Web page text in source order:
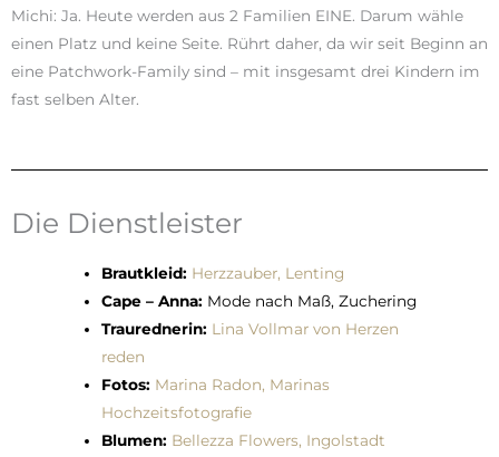
Michi: Ja. Heute werden aus 2 Familien EINE. Darum wähle
einen Platz und keine Seite. Rührt daher, da wir seit Beginn an
eine Patchwork-Family sind – mit insgesamt drei Kindern im
fast selben Alter.
Die Dienstleister
Brautkleid: Herzzauber, Lenting
Cape – Anna: Mode nach Maß, Zuchering
Traurednerin: Lina Vollmar von Herzen
reden
Fotos: Marina Radon, Marinas
Hochzeitsfotografie
Blumen: Bellezza Flowers, Ingolstadt